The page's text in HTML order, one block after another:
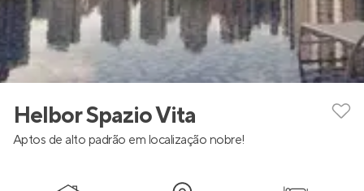
Helbor Spazio Vita
Aptos de alto padrão em localização nobre!